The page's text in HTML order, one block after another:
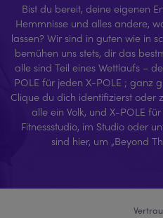
Bist du bereit, deine eigenen
Hemmnisse und alles andere,
lassen? Wir sind in guten wie in
bemühen uns stets, dir das
alle sind Teil eines Wettlaufs –
POLE für jeden X-POLE ; ganz
Clique du dich identifizierst oder
alle ein Volk, und X-POLE
Fitnessstudio, im Studio oder
sind hier, um „Beyond